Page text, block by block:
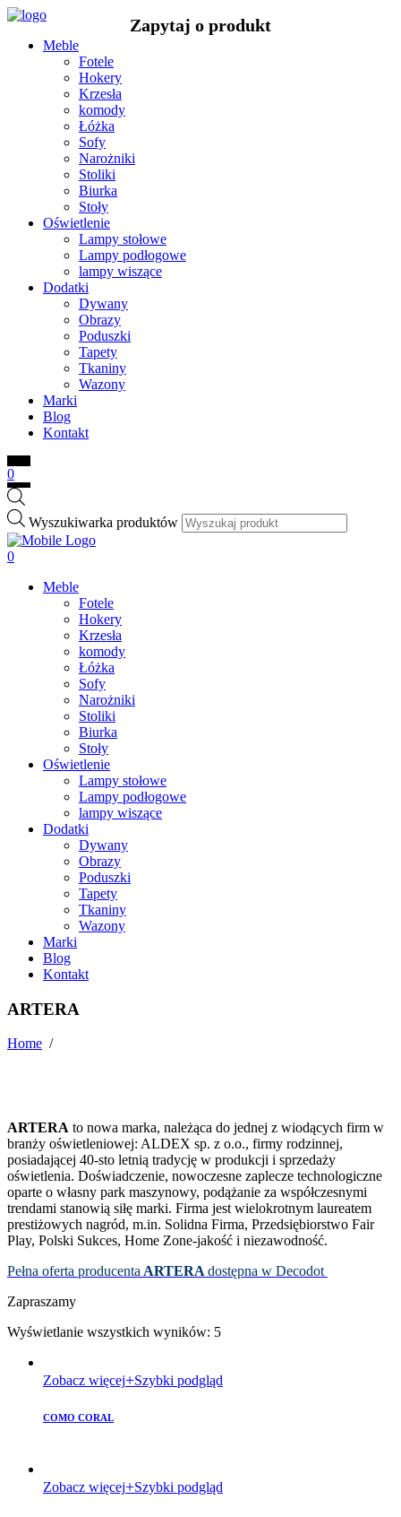
Meble
Fotele
Hokery
Krzesła
komody
Łóżka
Sofy
Narożniki
Stoliki
Biurka
Stoły
Oświetlenie
Lampy stołowe
Lampy podłogowe
lampy wiszące
Dodatki
Dywany
Obrazy
Poduszki
Tapety
Tkaniny
Wazony
Marki
Blog
Kontakt
0
Wyszukiwarka produktów
0
Meble
Fotele
Hokery
Krzesła
komody
Łóżka
Sofy
Narożniki
Stoliki
Biurka
Stoły
Oświetlenie
Lampy stołowe
Lampy podłogowe
lampy wiszące
Dodatki
Dywany
Obrazy
Poduszki
Tapety
Tkaniny
Wazony
Marki
Blog
Kontakt
ARTERA
Home /
ARTERA to nowa marka, należąca do jednej z wiodących firm w
branży oświetleniowej: ALDEX sp. z o.o., firmy rodzinnej,
posiadającej 40-sto letnią tradycję w produkcji i sprzedaży
oświetlenia. Doświadczenie, nowoczesne zaplecze technologiczne
oparte o własny park maszynowy, podążanie za współczesnymi
trendami stanowią siłę marki. Firma jest wielokrotnym laureatem
prestiżowych nagród, m.in. Solidna Firma, Przedsiębiorstwo Fair
Play, Polski Sukces, Home Zone-jakość i niezawodność.
Pełna oferta producenta ARTERA dostępna w Decodot
Zapraszamy
Wyświetlanie wszystkich wyników: 5
Zobacz więcej Szybki podgląd
COMO CORAL
Zobacz więcej Szybki podgląd